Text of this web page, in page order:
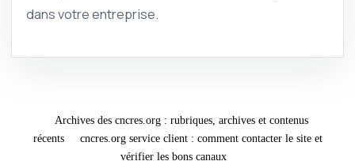
dans votre entreprise.
Archives des cncres.org : rubriques, archives et contenus
récents
cncres.org service client : comment contacter le site et
vérifier les bons canaux